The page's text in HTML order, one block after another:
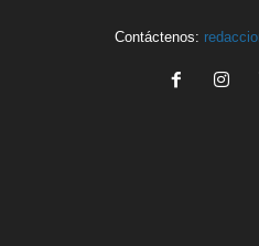
Contáctenos: